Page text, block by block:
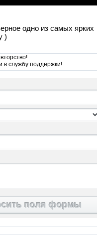
одно из самых ярких
)
в службу поддержки!
поля формы